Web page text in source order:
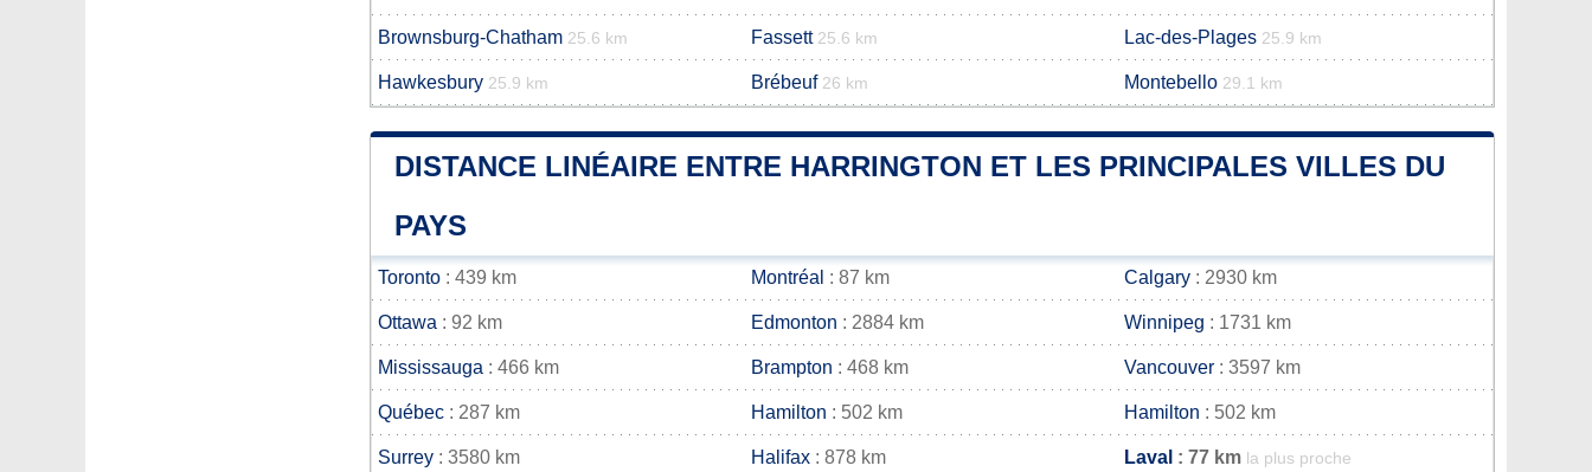
Brownsburg-Chatham 25.6 km Fassett 25.6 km Lac-des-Plages 25.9 km
Hawkesbury 25.9 km Brébeuf 26 km Montebello 29.1 km
DISTANCE LINÉAIRE ENTRE HARRINGTON ET LES PRINCIPALES VILLES DU
PAYS
Toronto : 439 km Montréal : 87 km Calgary : 2930 km
Ottawa : 92 km Edmonton : 2884 km Winnipeg : 1731 km
Mississauga : 466 km Brampton : 468 km Vancouver : 3597 km
Québec : 287 km Hamilton : 502 km Hamilton : 502 km
Surrey : 3580 km Halifax : 878 km Laval : 77 km la plus proche